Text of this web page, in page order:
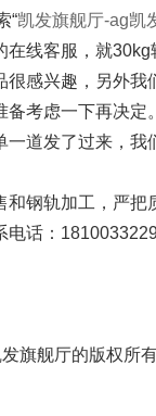
“凯发旗舰厅-ag凯
线客服，就
感兴趣，另外
考虑一下再决
道发了过来，
钢轨加工，严
话：
旗舰厅的版权所